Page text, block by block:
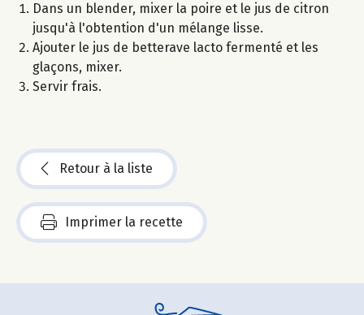
Dans un blender, mixer la poire et le jus de citron
jusqu'à l'obtention d'un mélange lisse.
Ajouter le jus de betterave lacto fermenté et les
glaçons, mixer.
Servir frais.
Retour à la liste
Imprimer la recette